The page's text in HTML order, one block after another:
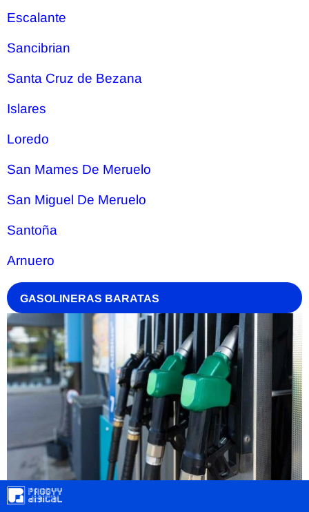
Escalante
Sancibrian
Santa Cruz de Bezana
Islares
Loredo
San Mames De Meruelo
San Miguel De Meruelo
Santoña
Arnuero
GASOLINERAS BARATAS